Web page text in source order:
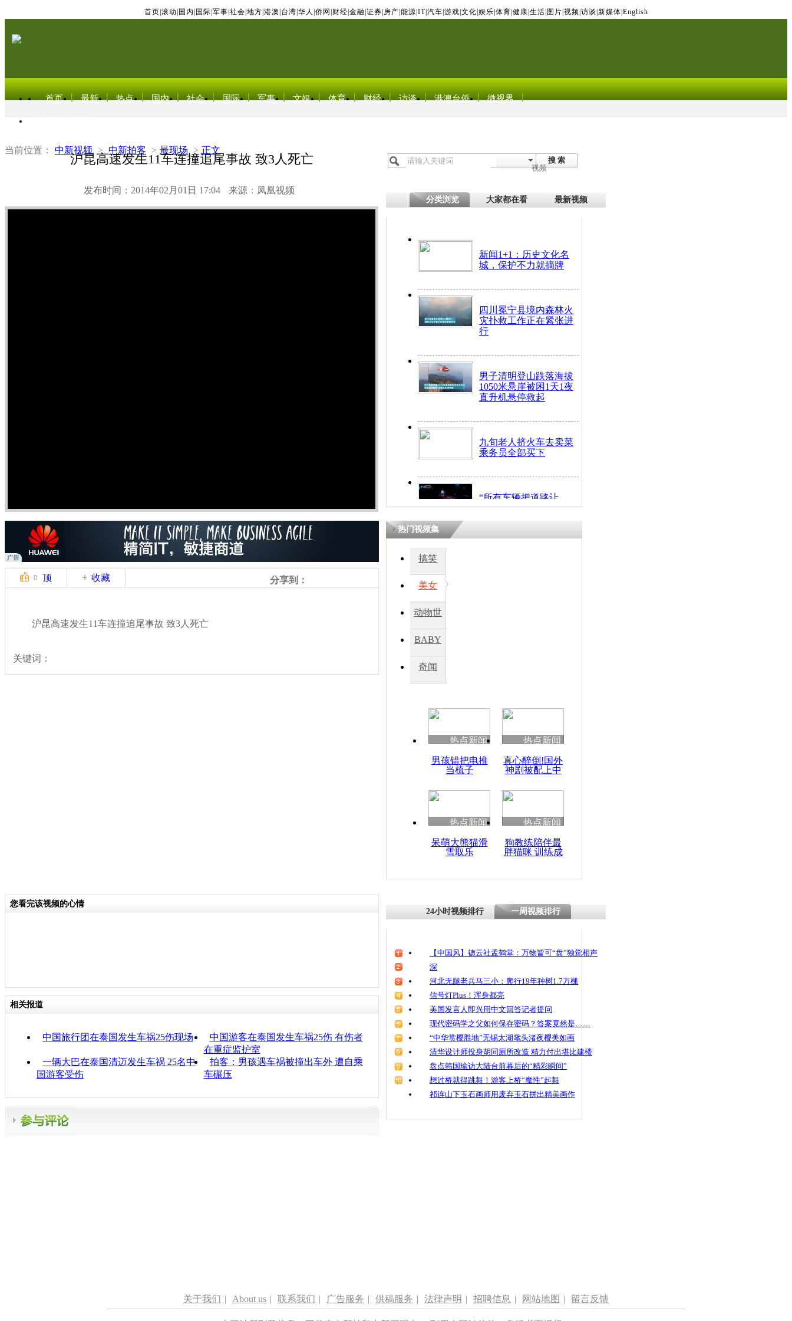
首页 滚动 国内 国际 军事 社会 地方 港澳 台湾 华人 侨网 财经 金融 证券 房产 能源 IT| 汽车 游戏 文化 娱乐 体育 健康 生活 图片 视频 访谈 新媒体 English
首页 最新 热点 国内 社会 国际 军事 文娱 体育 财经 访谈 港澳台侨 微视界
当前位置： 中新视频 > 中新拍客 > 最现场 > 正文
沪昆高速发生11车连撞追尾事故 致3人死亡
发布时间：2014年02月01日 17:04 来源：凤凰视频
搜 索
视频
分类浏览 大家都在看 最新视频
新闻1+1：历史文化名
城，保护不力就摘牌
四川冕宁县境内森林火
灾扑救工作正在紧张进
行
男子清明登山跌落海拔
1050米悬崖被困1天1夜
直升机悬停救起
九旬老人挤火车去卖菜
乘务员全部买下
“所有车辆把道路让
开！”儿童突发疾病交
因
度苗族花山节
魂
0 顶 收藏 分享到：
沪昆高速发生11车连撞追尾事故 致3人死亡
关键词：
热门视频集
搞笑
美女
动物世
BABY
秀
奇闻
热点新闻
男孩错把电推
当梳子
热点新闻
真心醉倒!国外
神剧被配上中
热点新闻
呆萌大熊猫滑
雪取乐
热点新闻
狗教练陪伴最
胖猫咪 训练成
您看完该视频的心情
相关报道
中国旅行团在泰国发生车祸25伤现场
中国游客在泰国发生车祸25伤 有伤者
在重症监护室
一辆大巴在泰国清迈发生车祸 25名中
国游客受伤
拍客：男孩遇车祸被撞出车外 遭自乘
车碾压
24小时视频排行 一周视频排行
【中国风】德云社孟鹤堂：万物皆可“盘”独觉相声
深
河北无腿老兵马三小：爬行19年种树1.7万棵
信号灯Plus！浑身都亮
美国发言人即兴用中文回答记者提问
现代密码学之父如何保存密码？答案竟然是……
“中华赏樱胜地”无锡太湖鼋头渚夜樱美如画
清华设计师投身胡同厕所改造 精力付出堪比建楼
盘点韩国瑜访大陆台前幕后的“精彩瞬间”
想过桥就得跳舞！游客上桥“魔性”起舞
祁连山下玉石画师用废弃玉石拼出精美画作
关于我们 | About us | 联系我们 | 广告服务 | 供稿服务 | 法律声明 | 招聘信息 | 网站地图 | 留言反馈